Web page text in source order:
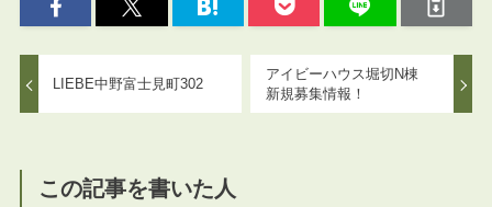
LIEBE中野富士見町302
アイビーハウス堀切N棟
新規募集情報！
この記事を書いた人